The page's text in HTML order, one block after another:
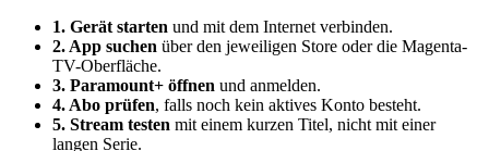
1. Gerät starten und mit dem Internet verbinden.
2. App suchen über den jeweiligen Store oder die Magenta-
TV-Oberfläche.
3. Paramount+ öffnen und anmelden.
4. Abo prüfen, falls noch kein aktives Konto besteht.
5. Stream testen mit einem kurzen Titel, nicht mit einer
langen Serie.